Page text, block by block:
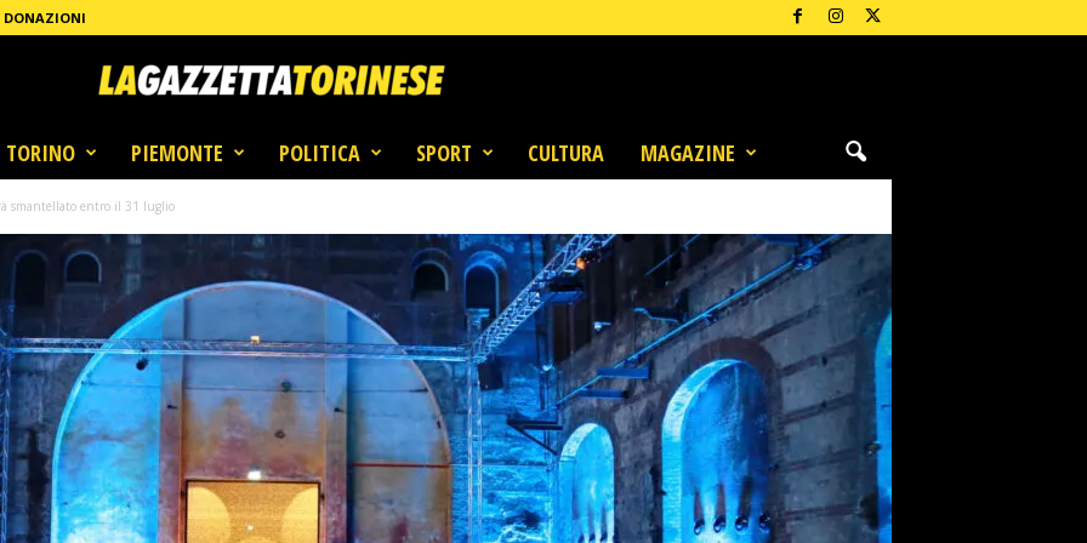
DONAZIONI
TORINO PIEMONTE POLITICA SPORT CULTURA MAGAZINE
smantellato entro il 31 luglio